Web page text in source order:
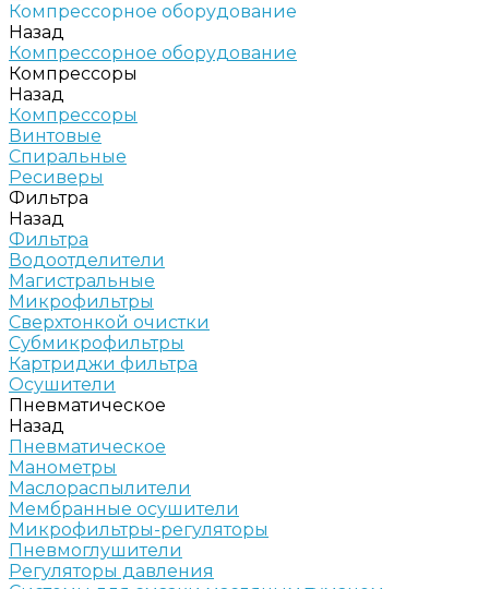
Компрессорное оборудование
Назад
Компрессорное оборудование
Компрессоры
Назад
Компрессоры
Винтовые
Спиральные
Ресиверы
Фильтра
Назад
Фильтра
Водоотделители
Магистральные
Микрофильтры
Сверхтонкой очистки
Субмикрофильтры
Картриджи фильтра
Осушители
Пневматическое
Назад
Пневматическое
Манометры
Маслораспылители
Мембранные осушители
Микрофильтры-регуляторы
Пневмоглушители
Регуляторы давления